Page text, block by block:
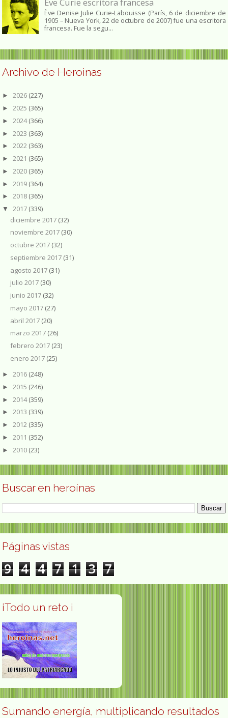
Ève Denise Julie Curie-Labouisse (París, 6 de diciembre de
1905 – Nueva York, 22 de octubre de 2007) fue una escritora
francesa. Fue la segu...
Archivo de Heroinas
► 2026 (227)
► 2025 (365)
► 2024(366)
► 2023 (363)
► 2022 (363)
► 2021 (365)
► 2020 (365)
► 2019 (364)
► 2018 (365)
▼ 2017 (339)
diciembre 2017 (32)
noviembre 2017 (30)
octubre 2017 (32)
septiembre 2017 (31)
agosto 2017 (31)
julio 2017 (30)
junio 2017 (32)
mayo 2017 (27)
abril 2017 (20)
marzo 2017 (26)
febrero 2017 (23)
enero 2017 (25)
► 2016 (248)
► 2015 (246)
► 2014(359)
► 2013 (339)
► 2012 (335)
► 2011 (352)
► 2010 (23)
Buscar en heroínas
Páginas vistas
9 4 4 7 1 3 7
¡Todo un reto ¡
Sumando energía, multiplicando resultados